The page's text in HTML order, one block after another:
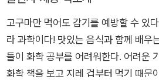
6권에서는 우리 생활 속에서 쉽게 접할
생활 속에서 매우 유용하게 쓰이지만 또
해로운 금속도 존재한다는 것을 밝히고,
사용할 수 있는 방법, 해로운 금속은 왜 해
툰으로 그린 [개념 잡는 수학툰 시리즈]를
논문을 쉽게 풀어낸 [노벨상 수상자들의
과학 시리즈]를 집필 중이다. 우리나라에
아져 나오기를 바라는 마음에서 수학과 과
집필한 책과 소설까지, 폭넓은 콘텐츠를
고구마만 먹어도 감기를 예방할 수 있
라 과학이다! 맛있는 음식과 함께 배우는 유쾌
들이 화학 공부를 어려워한다. 어려운
화학 책을 보고 지레 겁부터 먹기 때문